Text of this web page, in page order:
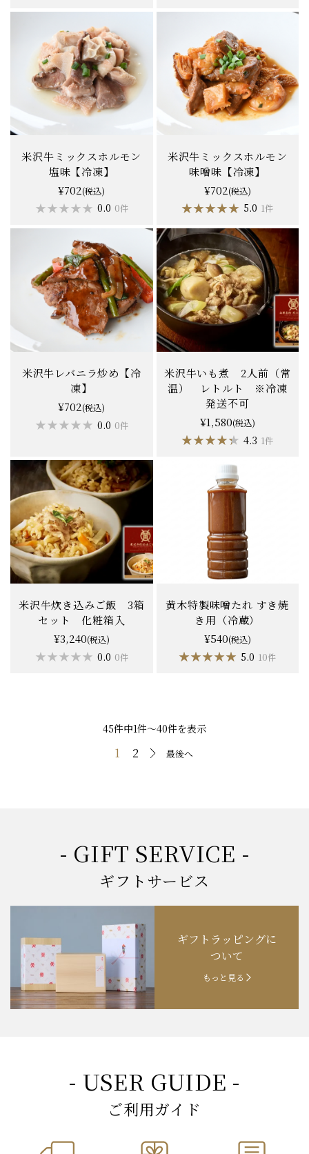
米沢牛ミックスホルモン
塩味【冷凍】
¥702(税込)
★★★★★
★★★★★ 0.0 0件
米沢牛ミックスホルモン
味噌味【冷凍】
¥702(税込)
★★★★★
★★★★★ 5.0 1件
米沢牛レバニラ炒め【冷
凍】
¥702(税込)
★★★★★
★★★★★ 0.0 0件
米沢牛いも煮 2人前（常
温） レトルト ※冷凍
発送不可
¥1,580(税込)
★★★★★
★★★★★ 4.3 1件
米沢牛炊き込みご飯 3箱
セット 化粧箱入
¥3,240(税込)
★★★★★
★★★★★ 0.0 0件
黄木特製味噌たれ すき焼
き用（冷蔵）
¥540(税込)
★★★★★
★★★★★ 5.0 10件
45件中1件〜40件を表示
1 2 最後へ
- GIFT SERVICE -
ギフトサービス
ギフトラッピングに
ついて
もっと見る
- USER GUIDE -
ご利用ガイド